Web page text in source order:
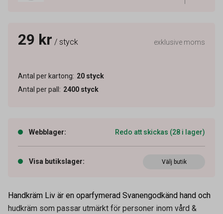
29 kr / styck exklusive moms
Antal per kartong: 20 styck
Antal per pall : 2400 styck
Webblager: Redo att skickas (28 i lager)
Visa butikslager: Välj butik
Handkräm Liv är en oparfymerad Svanengodkänd hand och
hudkräm som passar utmärkt för personer inom vård &